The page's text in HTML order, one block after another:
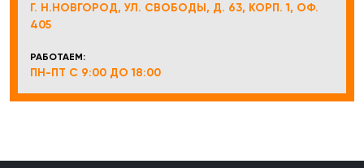
Г. Н.НОВГОРОД, УЛ. СВОБОДЫ, Д. 63, КОРП. 1, ОФ.
405
РАБОТАЕМ:
ПН-ПТ С 9:00 ДО 18:00